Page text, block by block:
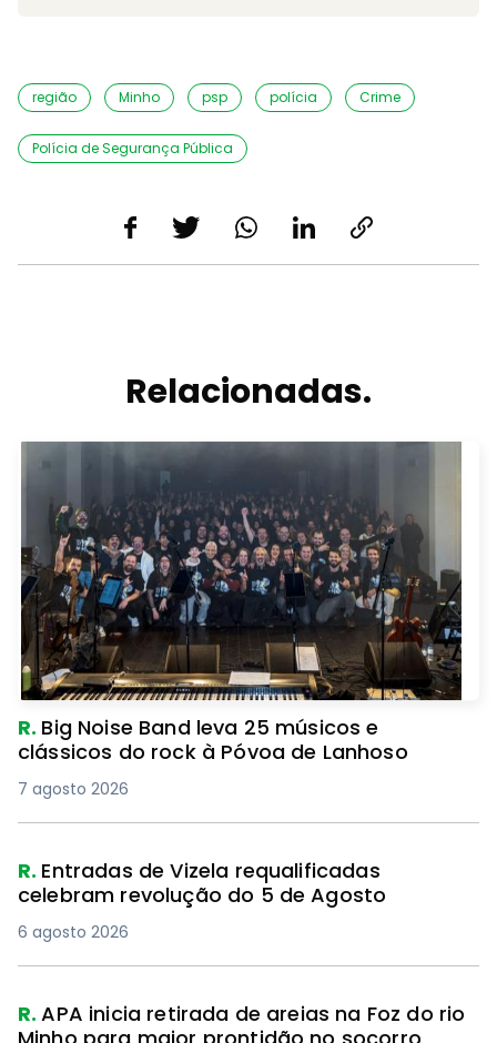
região Minho psp polícia Crime
Polícia de Segurança Pública
Relacionadas.
R. Big Noise Band leva 25 músicos e
clássicos do rock à Póvoa de Lanhoso
7 agosto 2026
R. Entradas de Vizela requalificadas
celebram revolução do 5 de Agosto
6 agosto 2026
R.APA inicia retirada de areias na Foz do rio